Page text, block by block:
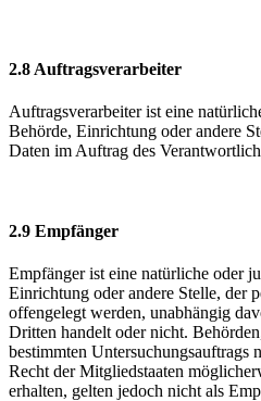
2.8 Auftragsverarbeiter
Auftragsverarbeiter ist eine
Behörde, Einrichtung oder andere
Daten im Auftrag des
2.9 Empfänger
Empfänger ist eine natürliche oder
Einrichtung oder andere Stelle, der
offengelegt werden, unabhängig
Dritten handelt oder nicht.
bestimmten Untersuchungsauftrags
Recht der Mitgliedstaaten
erhalten, gelten jedoch nicht als